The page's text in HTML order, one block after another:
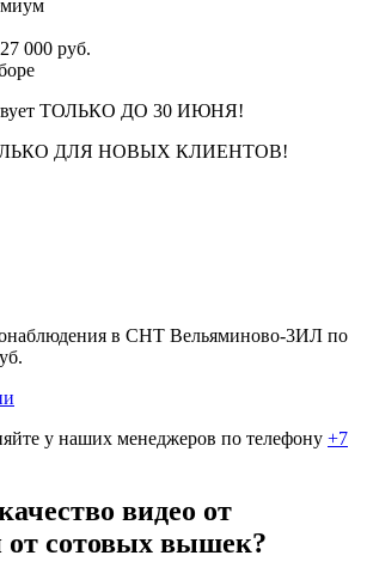
000 руб.
ТОЛЬКО ДО 30 ИЮНЯ!
ДЛЯ НОВЫХ КЛИЕНТОВ!
в СНТ Вельяминово-3ИЛ по
у наших менеджеров по телефону +7
видео от
от сотовых вышек?